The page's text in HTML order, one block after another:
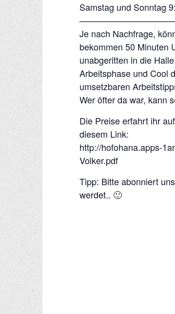
Samstag und Sonntag
Je nach Nachfrage,
bekommen 50 Minuten
unabgeritten in die
Arbeitsphase und Cool
umsetzbaren
Wer öfter da war, kann
Die Preise erfahrt ihr
diesem Link:
http://hofohana.apps-
Volker.pdf
Tipp: Bitte abonniert
werdet.. 🙂